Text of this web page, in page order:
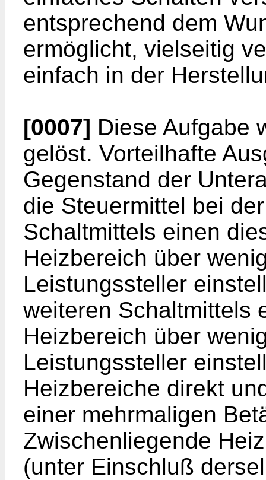
entsprechend dem
ermöglicht, vielseitig
einfach in der
[0007] Diese Aufgabe
gelöst. Vorteilhafte
Gegenstand der
die Steuermittel bei
Schaltmittels einen
Heizbereich über
Leistungssteller
weiteren Schaltmittels
Heizbereich über
Leistungssteller
Heizbereiche direkt
einer mehrmaligen
Zwischenliegende
(unter Einschluß